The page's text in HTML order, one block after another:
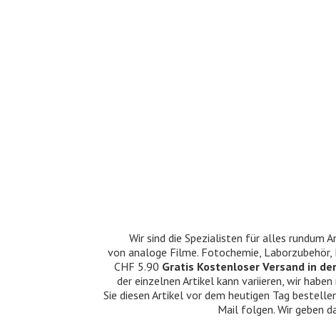
Wir sind die Spezialisten für alles rundum
von analoge Filme. Fotochemie, Laborzubehör,
CHF 5.90 Gratis Kostenloser Versand in
der einzelnen Artikel kann variieren, wir
Sie diesen Artikel vor dem heutigen Tag
Mail folgen. Wir geben